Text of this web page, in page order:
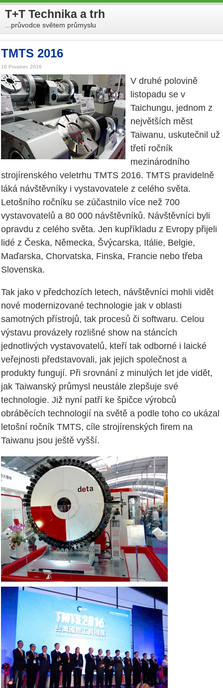
T+T Technika a trh
...průvodce světem průmyslu
TMTS 2016
16 Prosinec 2016
V druhé polovině
listopadu se v
Taichungu, jednom z
největších měst
Taiwanu, uskutečnil už
třetí ročník
mezinárodního
strojírenského veletrhu TMTS 2016. TMTS pravidelně
láká návštěvníky i vystavovatele z celého světa.
Letošního ročníku se zúčastnilo více než 700
vystavovatelů a 80 000 návštěvníků. Návštěvníci byli
opravdu z celého světa. Jen kupříkladu z Evropy přijeli
lidé z Česka, Německa, Švýcarska, Itálie, Belgie,
Maďarska, Chorvatska, Finska, Francie nebo třeba
Slovenska.
Tak jako v předchozích letech, návštěvníci mohli vidět
nové modernizované technologie jak v oblasti
samotných přístrojů, tak procesů či softwaru. Celou
výstavu provázely rozlišné show na stáncích
jednotlivých vystavovatelů, kteří tak odborné i laické
veřejnosti představovali, jak jejich společnost a
produkty fungují. Při srovnání z minulých let jde vidět,
jak Taiwanský průmysl neustále zlepšuje své
technologie. Již nyní patří ke špičce výrobců
obráběcích technologií na světě a podle toho co ukázal
letošní ročník TMTS, cíle strojírenských firem na
Taiwanu jsou ještě vyšší.